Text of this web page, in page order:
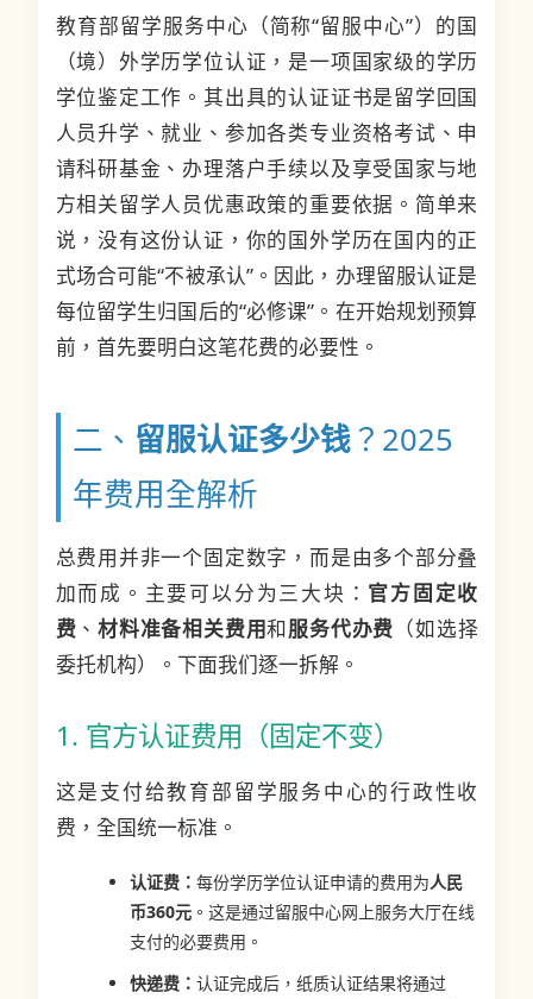
教育部留学服务中心（简称“留服中心”）的国
（境）外学历学位认证，是一项国家级的学历
学位鉴定工作。其出具的认证证书是留学回国
人员升学、就业、参加各类专业资格考试、申
请科研基金、办理落户手续以及享受国家与地
方相关留学人员优惠政策的重要依据。简单来
说，没有这份认证，你的国外学历在国内的正
式场合可能“不被承认”。因此，办理留服认证是
每位留学生归国后的“必修课”。在开始规划预算
前，首先要明白这笔花费的必要性。
二、 留服认证多少钱？2025
年费用全解析
总费用并非一个固定数字，而是由多个部分叠
加而成。主要可以分为三大块： 官方固定收
费 、材料准备相关费用和服务代办费 （如选择
委托机构）。下面我们逐一拆解。
1. 官方认证费用（固定不变）
这是支付给教育部留学服务中心的行政性收
费，全国统一标准。
认证费： 每份学历学位认证申请的费用为人民
币360元。这是通过留服中心网上服务大厅在线
支付的必要费用。
快递费： 认证完成后，纸质认证结果将通过